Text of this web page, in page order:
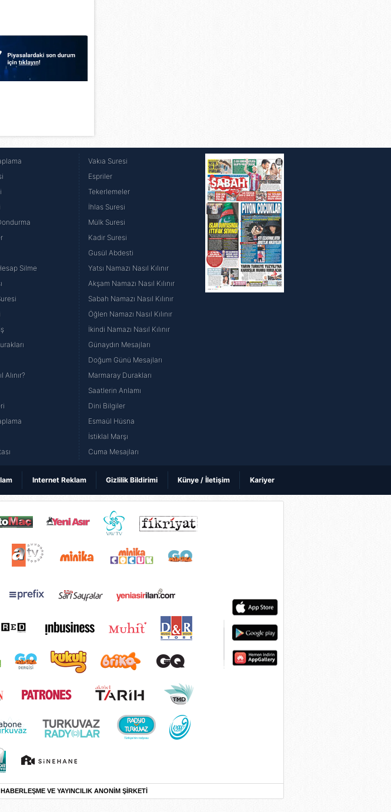
Silme
Alınır?
Vakıa Suresi
Espriler
Tekerlemeler
İhlas Suresi
Mülk Suresi
Kadir Suresi
Gusül Abdesti
Yatsı Namazı Nasıl Kılınır
Akşam Namazı Nasıl Kılınır
Sabah Namazı Nasıl Kılınır
Öğlen Namazı Nasıl Kılınır
İkindi Namazı Nasıl Kılınır
Günaydın Mesajları
Doğum Günü Mesajları
Marmaray Durakları
Saatlerin Anlamı
Dini Bilgiler
Esmaül Hüsna
İstiklal Marşı
Cuma Mesajları
Internet Reklam Gizlilik Bildirimi Künye / İletişim Kariyer
VE YAYINCILIK ANONİM ŞİRKETİ